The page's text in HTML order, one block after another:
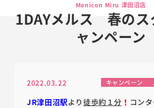
Menicon Miru 津田沼店
1DAYメルス 春のス
ャンペーン
2022.03.22 キャンペーン
JR津田沼駅より徒歩約１分 ！ コン